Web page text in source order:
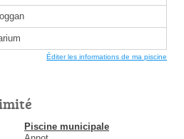
Éditer les informations de ma piscine
Piscine municipale